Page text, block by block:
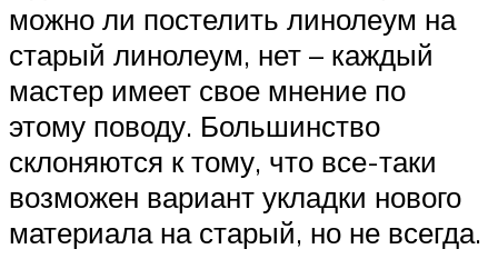
можно ли постелить линолеум на
старый линолеум, нет – каждый
мастер имеет свое мнение по
этому поводу. Большинство
склоняются к тому, что все-таки
возможен вариант укладки нового
материала на старый, но не всегда.